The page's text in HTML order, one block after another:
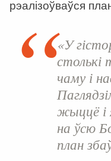
рэалізоўваўся
«У
чаму і
жыццё і
на ўсю
план